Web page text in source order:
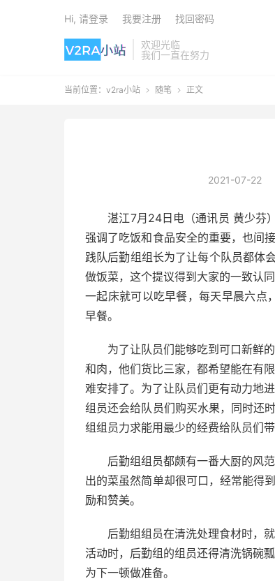
欢迎光临
我们一直在努力
Hi, 请登录 我要注册 找回密码
当前位置： v2ra小站  随笔  正文
2021-07-22
湛江7月24日电（通讯员 黄少芬）
强调了吃饭和食品安全的重要，也间
践队后勤组组长为了让每个队员都体
做饭菜，这个提议得到大家的一致认
一起床就可以吃早餐，每天早晨六点
早餐。
为了让队员们能够吃到可口新鲜的
和肉，他们货比三家，都希望能在有
难安排了。为了让队员们更有动力地
组员还会给队员们购买水果，同时还
组组员力求能用最少的经费给队员们带
后勤组组员都颇有一番大厨的风范
出的菜虽然简单却很可口，经常能得
励和赞美。
后勤组组员在清洗处理食材时，就
活动时，后勤组的组员还得清洗锅碗
为下一顿做准备。